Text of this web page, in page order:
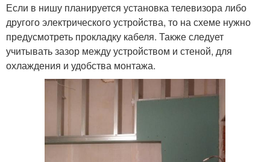
Если в нишу планируется установка телевизора либо
другого электрического устройства, то на схеме нужно
предусмотреть прокладку кабеля. Также следует
учитывать зазор между устройством и стеной, для
охлаждения и удобства монтажа.